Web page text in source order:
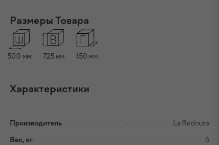
Размеры Товара
500 мм 725мм 150 мм
Характеристики
Производитель La Redoute
Вес, кг 6